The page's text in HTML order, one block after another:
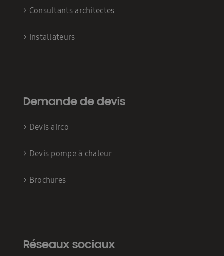
> Consultants architectes
> Installateurs
Demande de devis
> Devis airco
> Devis pompe à chaleur
> Brochures
Réseaux sociaux